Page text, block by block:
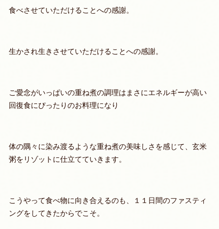
食べさせていただけることへの感謝。
生かされ生きさせていただけることへの感謝。
ご愛念がいっぱいの重ね煮の調理はまさにエネルギーが高い
回復食にぴったりのお料理になり
体の隅々に染み渡るような重ね煮の美味しさを感じて、玄米
粥をリゾットに仕立てていきます。
こうやって食べ物に向き合えるのも、１１日間のファスティ
ングをしてきたからでこそ。